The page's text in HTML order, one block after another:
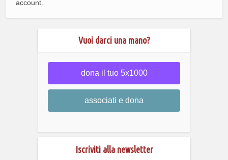
account.
Vuoi darci una mano?
dona il tuo 5x1000
associati e dona
Iscriviti alla newsletter